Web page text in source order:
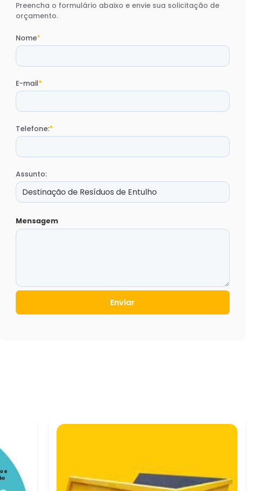
Preencha o formulário abaixo e envie sua solicitação de
orçamento.
Nome*
E-mail*
Telefone:*
Assunto:
Mensagem
Enviar